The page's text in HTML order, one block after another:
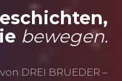
bewegen.
DREI BRUEDER –